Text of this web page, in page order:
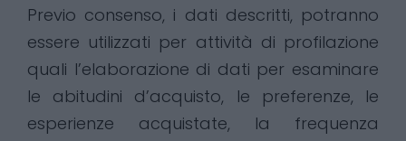
Previo consenso, i dati descritti, potranno
essere utilizzati per attività di profilazione
quali l’elaborazione di dati per esaminare
le abitudini d’acquisto, le preferenze, le
esperienze acquistate, la frequenza